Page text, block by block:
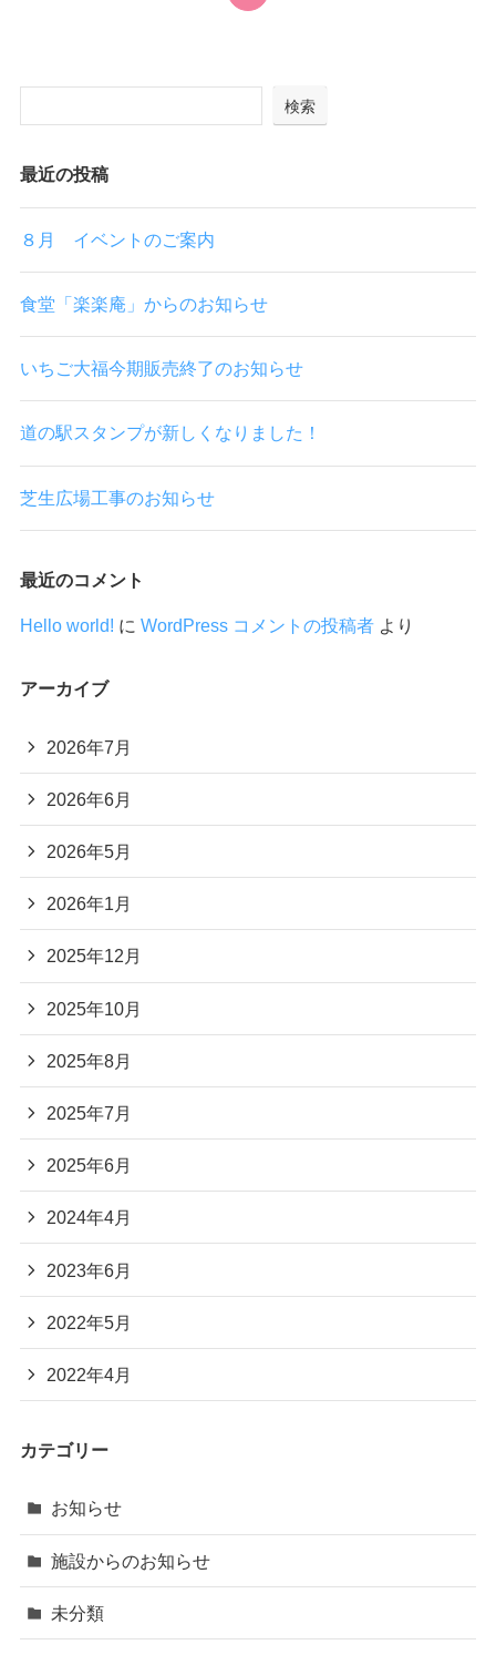
検索
最近の投稿
８月 イベントのご案内
食堂「楽楽庵」からのお知らせ
いちご大福今期販売終了のお知らせ
道の駅スタンプが新しくなりました！
芝生広場工事のお知らせ
最近のコメント
Hello world! に WordPress コメントの投稿者より
アーカイブ
2026年7月
2026年6月
2026年5月
2026年1月
2025年12月
2025年10月
2025年8月
2025年7月
2025年6月
2024年4月
2023年6月
2022年5月
2022年4月
カテゴリー
お知らせ
施設からのお知らせ
未分類